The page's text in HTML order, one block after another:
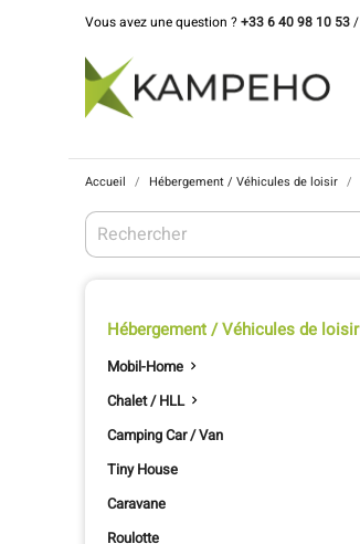
Vous avez une question ?+33 6 40 98 10 53/
Accueil Hébergement / Véhicules de loisir
Hébergement / Véhicules de loisir
Mobil-Home 
Chalet / HLL 
Camping Car / Van
Tiny House
Caravane
Roulotte